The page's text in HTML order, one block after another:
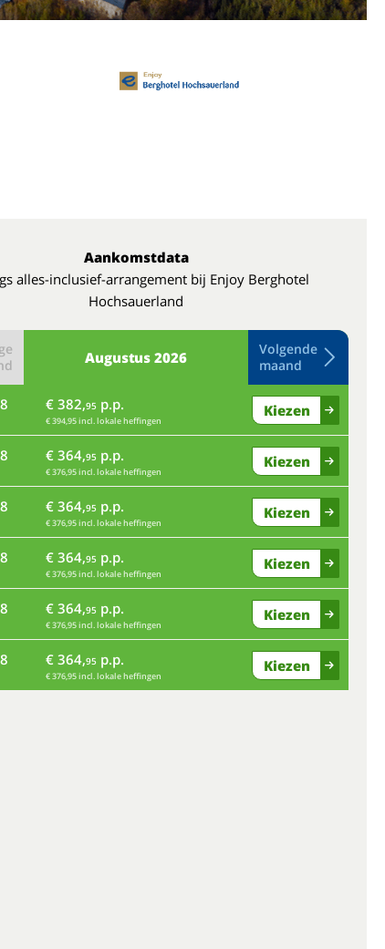
Aankomstdata
alles-inclusief-arrangement bij Enjoy Berghotel
Hochsauerland
Augustus 2026
Volgende
maand
€ 382,95 p.p.
€ 394,95 incl. lokale heffingen
Kiezen
€ 364,95 p.p.
€ 376,95 incl. lokale heffingen
Kiezen
€ 364,95 p.p.
€ 376,95 incl. lokale heffingen
Kiezen
€ 364,95 p.p.
€ 376,95 incl. lokale heffingen
Kiezen
€ 364,95 p.p.
€ 376,95 incl. lokale heffingen
Kiezen
€ 364,95 p.p.
€ 376,95 incl. lokale heffingen
Kiezen